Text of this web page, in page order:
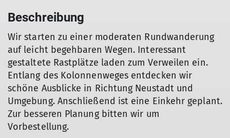
Beschreibung
Wir starten zu einer moderaten Rundwanderung
auf leicht begehbaren Wegen. Interessant
gestaltete Rastplätze laden zum Verweilen ein.
Entlang des Kolonnenweges entdecken wir
schöne Ausblicke in Richtung Neustadt und
Umgebung. Anschließend ist eine Einkehr geplant.
Zur besseren Planung bitten wir um
Vorbestellung.